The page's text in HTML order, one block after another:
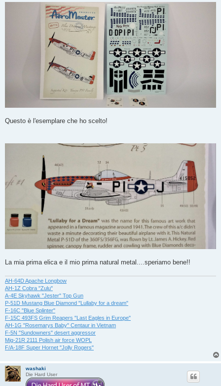
Questo è l'esemplare che ho scelto!
La mia prima elica e il mio prima natural metal....speriamo bene!!
AH-64D Apache Longbow
AH-1Z Cobra "Zulu"
A-4E Skyhawk "Jester" Top Gun
P-51D Mustang Blue Diamond "Lullaby for a dream"
F-16C "Blue Splinter"
F-15C 493FS Grim Reapers "Last Eagles in Europe"
AH-1G "Rosemarys Baby" Centaur in Vietnam
F-5N "Sundowners" desert aggressor
Mig-21R 2111 Polish air force WOPL
F/A-18F Super Hornet "Jolly Rogers"
washaki
Die Hard User